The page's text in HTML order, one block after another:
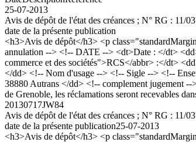
25-07-2013
Avis de dépôt de l'état des créances ; N° RG : 11/
date de la présente publication
<h3>Avis de dépôt</h3> <p
annulation --> <!-- DATE --> <dt>Date : </dt>
commerce et des sociétés">RCS</abbr> :</dt>
</dd> <!-- Nom d'usage --> <!-- Sigle --> <!--
38880 Autrans </dd> <!-- complement jugement --
de Grenoble, les réclamations seront recevables
20130717JW84
Avis de dépôt de l'état des créances ; N° RG : 11/
date de la présente publication25-07-2013
<h3>Avis de dépôt</h3> <p